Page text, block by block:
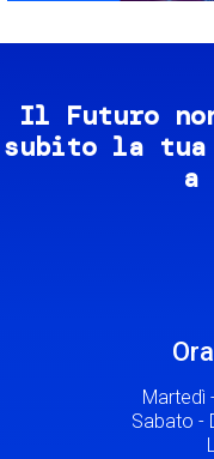
Il Futuro
subito la tua
a
Martedì
Sabato -